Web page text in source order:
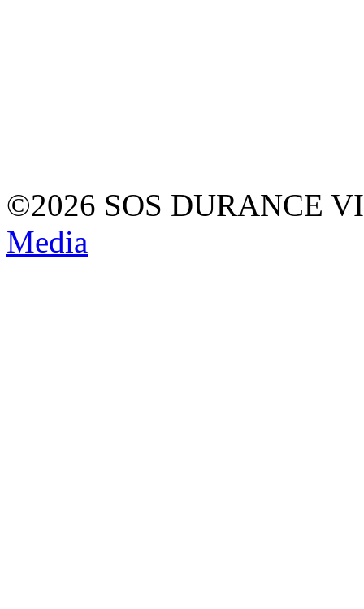
©2026 SOS DURANCE
Media